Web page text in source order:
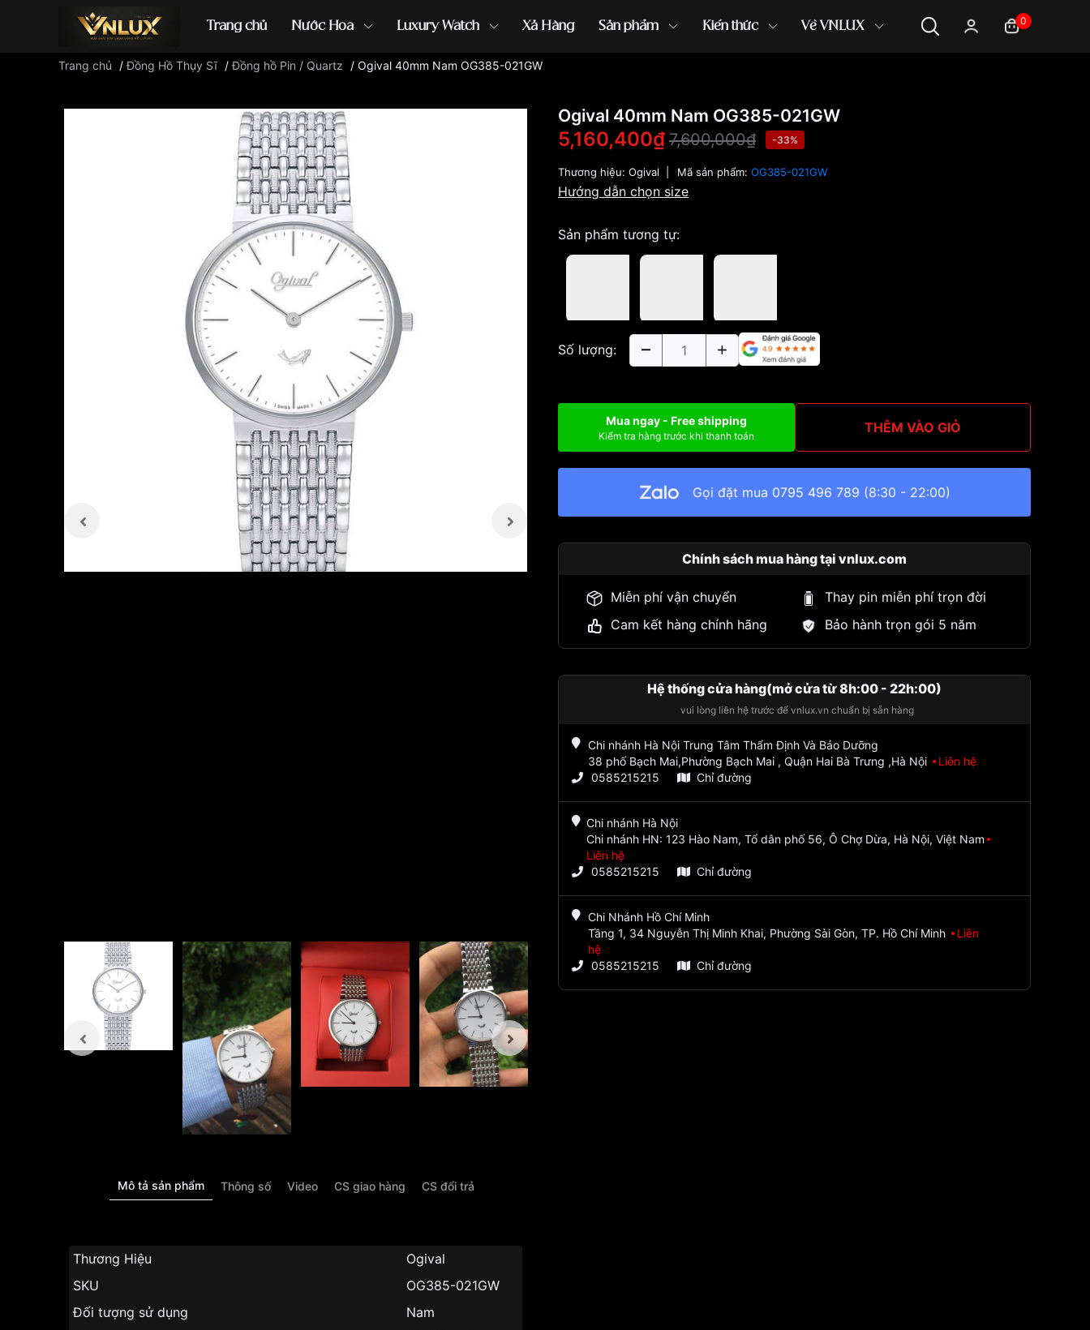
Trang chủ Nước Hoa Luxury Watch Xả Hàng Sản phẩm Kiến thức Về VNLUX 0
Đồng hồ casio đồng hồ G-Shock đồng hồ Orient ...
Trang chủ /Đồng Hồ Thụy Sĩ /Đồng hồ Pin / Quartz / Ogival 40mm Nam OG385-021GW
Mô tả sản phẩm Thông số Video CS giao hàng CS đổi trả
Thương Hiệu
Ogival
SKU
OG385-021GW
Đối tượng sử dụng
Nam
Ogival 40mm Nam OG385-021GW
5,160,400₫ 7,600,000₫ -33%
Thương hiệu: Ogival Mã sản phẩm: OG385-021GW
Hướng dẫn chọn size
Sản phẩm tương tự:
Số lượng:
Mua ngay - Free shipping
Kiểm tra hàng trước khi thanh toán THÊM VÀO GIỎ
Gọi đặt mua 0795 496 789 (8:30 - 22:00)
Chính sách mua hàng tại vnlux.com
Miễn phí vận chuyển
Thay pin miễn phí trọn đời
Cam kết hàng chính hãng
Bảo hành trọn gói 5 năm
Hệ thống cửa hàng(mở cửa từ 8h:00 - 22h:00)
vui lòng liên hệ trước để vnlux.vn chuẩn bị sẵn hàng
Chi nhánh Hà Nội Trung Tâm Thẩm Định Và Bảo Dưỡng
38 phố Bạch Mai,Phường Bạch Mai , Quận Hai Bà Trưng ,Hà Nội
Liên hệ
0585215215
Chỉ đường
Chi nhánh Hà Nội
Chi nhánh HN: 123 Hào Nam, Tổ dân phố 56, Ô Chợ Dừa, Hà Nội, Việt Nam
Liên hệ
0585215215
Chỉ đường
Chi Nhánh Hồ Chí Minh
Tầng 1, 34 Nguyễn Thị Minh Khai, Phường Sài Gòn, TP. Hồ Chí Minh
Liên
hệ
0585215215
Chỉ đường